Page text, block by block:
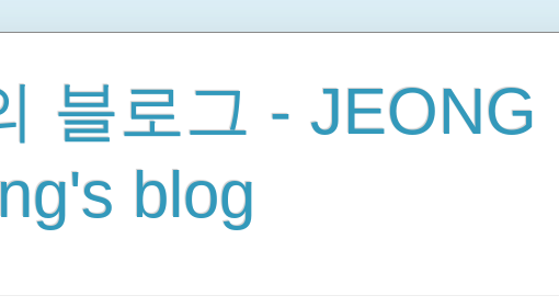
블로그 - JEONG
blog